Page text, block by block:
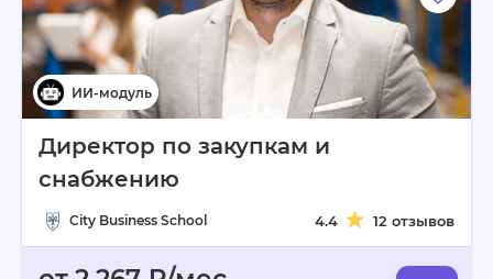
Директор по закупкам и
снабжению
City Business School 4.4 12 отзывов